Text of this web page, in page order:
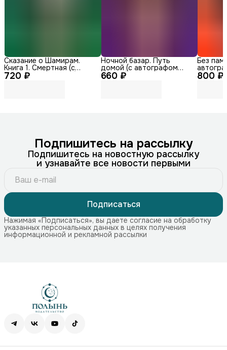
720 ₽
Сказание о Шамирам.
Книга 1. Смертная (с
автографом автора) 660 ₽
Ночной базар. Путь
домой (с автографом
автора) 800 ₽
Без
Подпишитесь на рассылку
Подпишитесь на новостную рассылку
и узнавайте все новости первыми
Подписаться
Нажимая «Подписаться», вы даете согласие на обработку
указанных персональных данных в целях получения
информационной и рекламной рассылки